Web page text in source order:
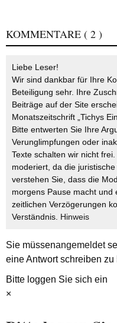
KOMMENTARE ( 2 )
Liebe Leser!
Wir sind dankbar für Ihre
Beteiligung sehr. Ihre
Beiträge auf der Site
Monatszeitschrift „Tichys
Bitte entwerten Sie Ihre
Verunglimpfungen oder
Texte schalten wir nicht
moderiert, da die
verstehen Sie, dass die
morgens Pause macht und
zeitlichen Verzögerungen
Verständnis. Hinweis
Sie müssenangemeldet
eine Antwort schreiben zu
Bitte loggen Sie sich ein
×